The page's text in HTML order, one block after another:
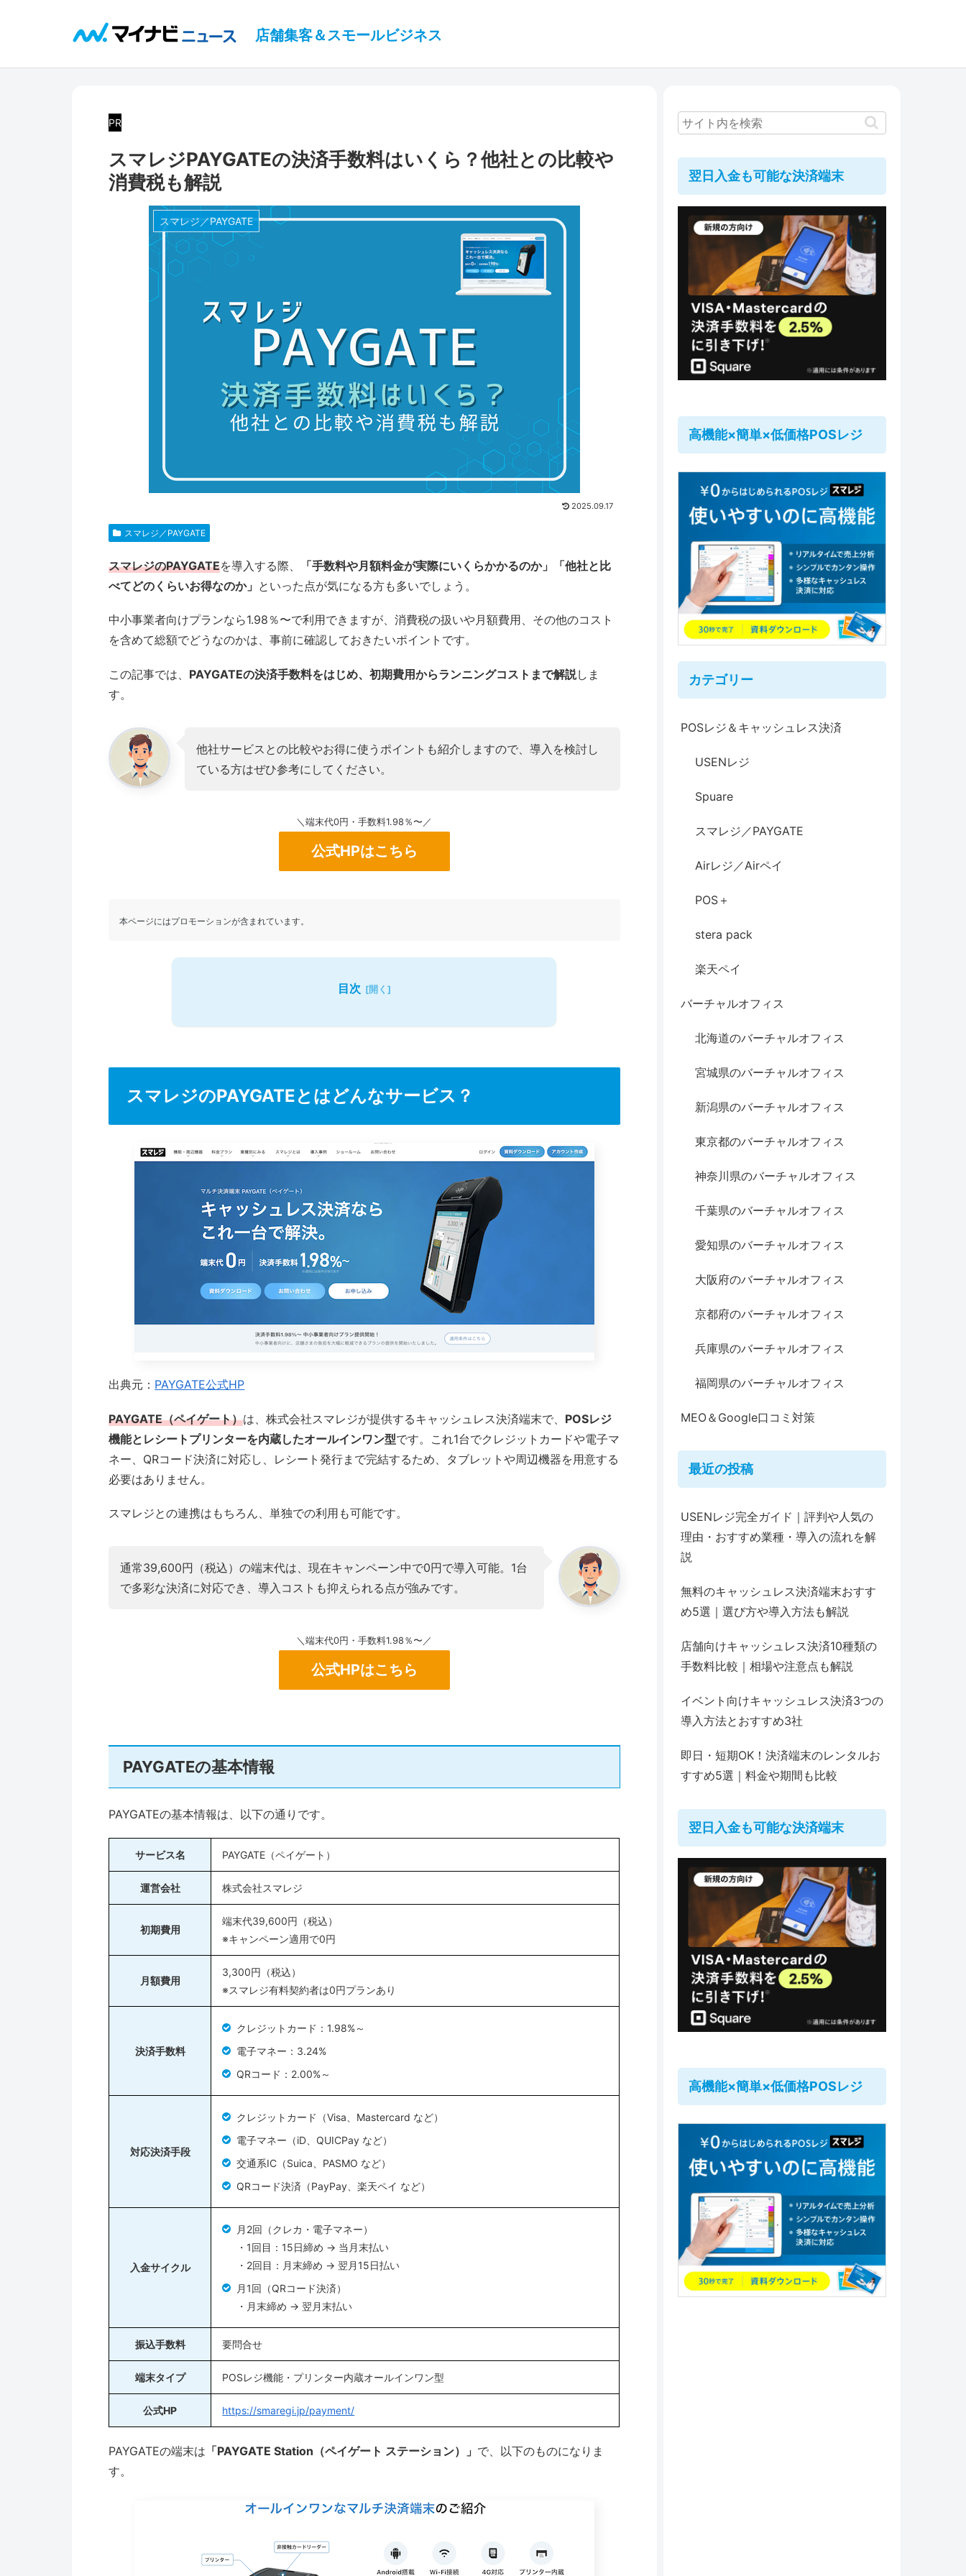
店舗集客＆スモールビジネス
PR
スマレジPAYGATEの決済手数料はいくら？他社との比較や
消費税も解説
スマレジ／PAYGATE
2025.09.17
スマレジ／PAYGATE
スマレジのPAYGATEを導入する際、
「手数料や月額料金が実際にいくらかかるのか」「他社と比
べてどのくらいお得なのか」 といった点が気になる方も多いでしょう。
中小事業者向けプランなら1.98％〜で利用できますが、消費税の扱いや月額費用、その他のコスト
を含めて総額でどうなのかは、事前に確認しておきたいポイントです。
この記事では、 PAYGATEの決済手数料をはじめ、初期費用からランニングコストまで解説しま
す。
他社サービスとの比較やお得に使うポイントも紹介しますので、導入を検討し
ている方はぜひ参考にしてください。
＼端末代0円・手数料1.98％〜／
公式HPはこちら
本ページにはプロモーションが含まれています。
目次
スマレジのPAYGATEとはどんなサービス？
出典元： PAYGATE公式HP
PAYGATE（ペイゲート）は、株式会社スマレジが提供するキャッシュレス決済端末で、 POSレジ
機能とレシートプリンターを内蔵したオールインワン型です。これ1台でクレジットカードや電子マ
ネー、QRコード決済に対応し、レシート発行まで完結するため、タブレットや周辺機器を用意する
必要はありません。
スマレジとの連携はもちろん、単独での利用も可能です。
通常39,600円（税込）の端末代は、現在キャンペーン中で0円で導入可能。1台
で多彩な決済に対応でき、導入コストも抑えられる点が強みです。
＼端末代0円・手数料1.98％〜／
公式HPはこちら
PAYGATEの基本情報
PAYGATEの基本情報は、以下の通りです。
サービス名 PAYGATE（ペイゲート）
運営会社 株式会社スマレジ
初期費用
端末代39,600円（税込）
※キャンペーン適用で0円
月額費用
3,300円（税込）
※スマレジ有料契約者は0円プランあり
決済手数料
クレジットカード：1.98%～
電子マネー：3.24%
QRコード：2.00%～
対応決済手段
クレジットカード（Visa、Mastercard など）
電子マネー（iD、QUICPay など）
交通系IC（Suica、PASMO など）
QRコード決済（PayPay、楽天ペイ など）
入金サイクル
月2回（クレカ・電子マネー）
・1回目：15日締め → 当月末払い
・2回目：月末締め → 翌月15日払い
月1回（QRコード決済）
・月末締め → 翌月末払い
振込手数料 要問合せ
端末タイプ POSレジ機能・プリンター内蔵オールインワン型
公式HP https://smaregi.jp/payment/
PAYGATEの端末は 「PAYGATE Station（ペイゲート ステーション）」 で、以下のものになりま
す。
翌日入金も可能な決済端末
高機能×簡単×低価格POSレジ
カテゴリー
POSレジ＆キャッシュレス決済
USENレジ
Spuare
スマレジ／PAYGATE
Airレジ／Airペイ
POS＋
stera pack
楽天ペイ
バーチャルオフィス
北海道のバーチャルオフィス
宮城県のバーチャルオフィス
新潟県のバーチャルオフィス
東京都のバーチャルオフィス
神奈川県のバーチャルオフィス
千葉県のバーチャルオフィス
愛知県のバーチャルオフィス
大阪府のバーチャルオフィス
京都府のバーチャルオフィス
兵庫県のバーチャルオフィス
福岡県のバーチャルオフィス
MEO＆Google口コミ対策
最近の投稿
USENレジ完全ガイド｜評判や人気の
理由・おすすめ業種・導入の流れを解
説
無料のキャッシュレス決済端末おすす
め5選｜選び方や導入方法も解説
店舗向けキャッシュレス決済10種類の
手数料比較｜相場や注意点も解説
イベント向けキャッシュレス決済3つの
導入方法とおすすめ3社
即日・短期OK！決済端末のレンタルお
すすめ5選｜料金や期間も比較
翌日入金も可能な決済端末
高機能×簡単×低価格POSレジ